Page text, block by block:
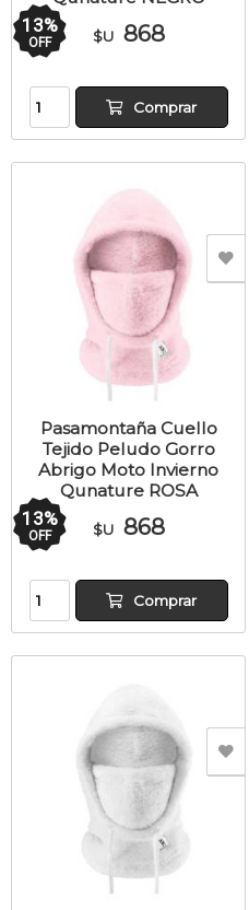
13%
OFF $U 868
Comprar
Pasamontaña Cuello
Tejido Peludo Gorro
Abrigo Moto Invierno
Qunature ROSA
13%
OFF $U 868
Comprar